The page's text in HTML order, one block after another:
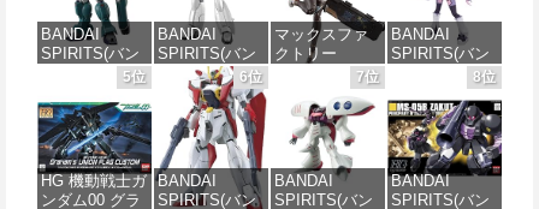
BANDAI
SPIRITS(バン
ダイ スピリッ
ツ) HG 機動新
世紀ガンダムX
ガンダムレオ
パルド 1/144ス
ケール 色分け
済みプラモデ
BANDAI
SPIRITS(バン
ダイ スピリッ
ツ) 機動警察パ
トレイバー
EZY RG 1/48
AV-98Plus (イ
ングラム・プ
ラス) 色分け済
マックスファ
クトリー
MXちゃん 組み
立て式プラモ
デル ノンスケ
ール 全高約
160mm
BANDAI
SPIRITS(バン
ダイ スピリッ
ツ) 30MS SIS-
J00 メルンジ
ャ[カラーA] 色
分け済みプラ
モデル
5位
HG 機動戦士ガ
ンダム00 グラ
6位
BANDAI
SPIRITS(バン
7位
BANDAI
SPIRITS(バン
8位
BANDAI
SPIRITS(バン